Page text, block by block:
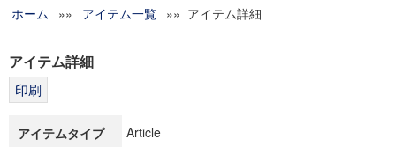
グローバルリサーチインスティテュート
科学研究費補助金研究成果報告書
博士課程教育リーディングプログラム「超成熟社会発展のサ
ホーム »» アイテム一覧 »» アイテム詳細
アイテム詳細
アイテムタイプ Article